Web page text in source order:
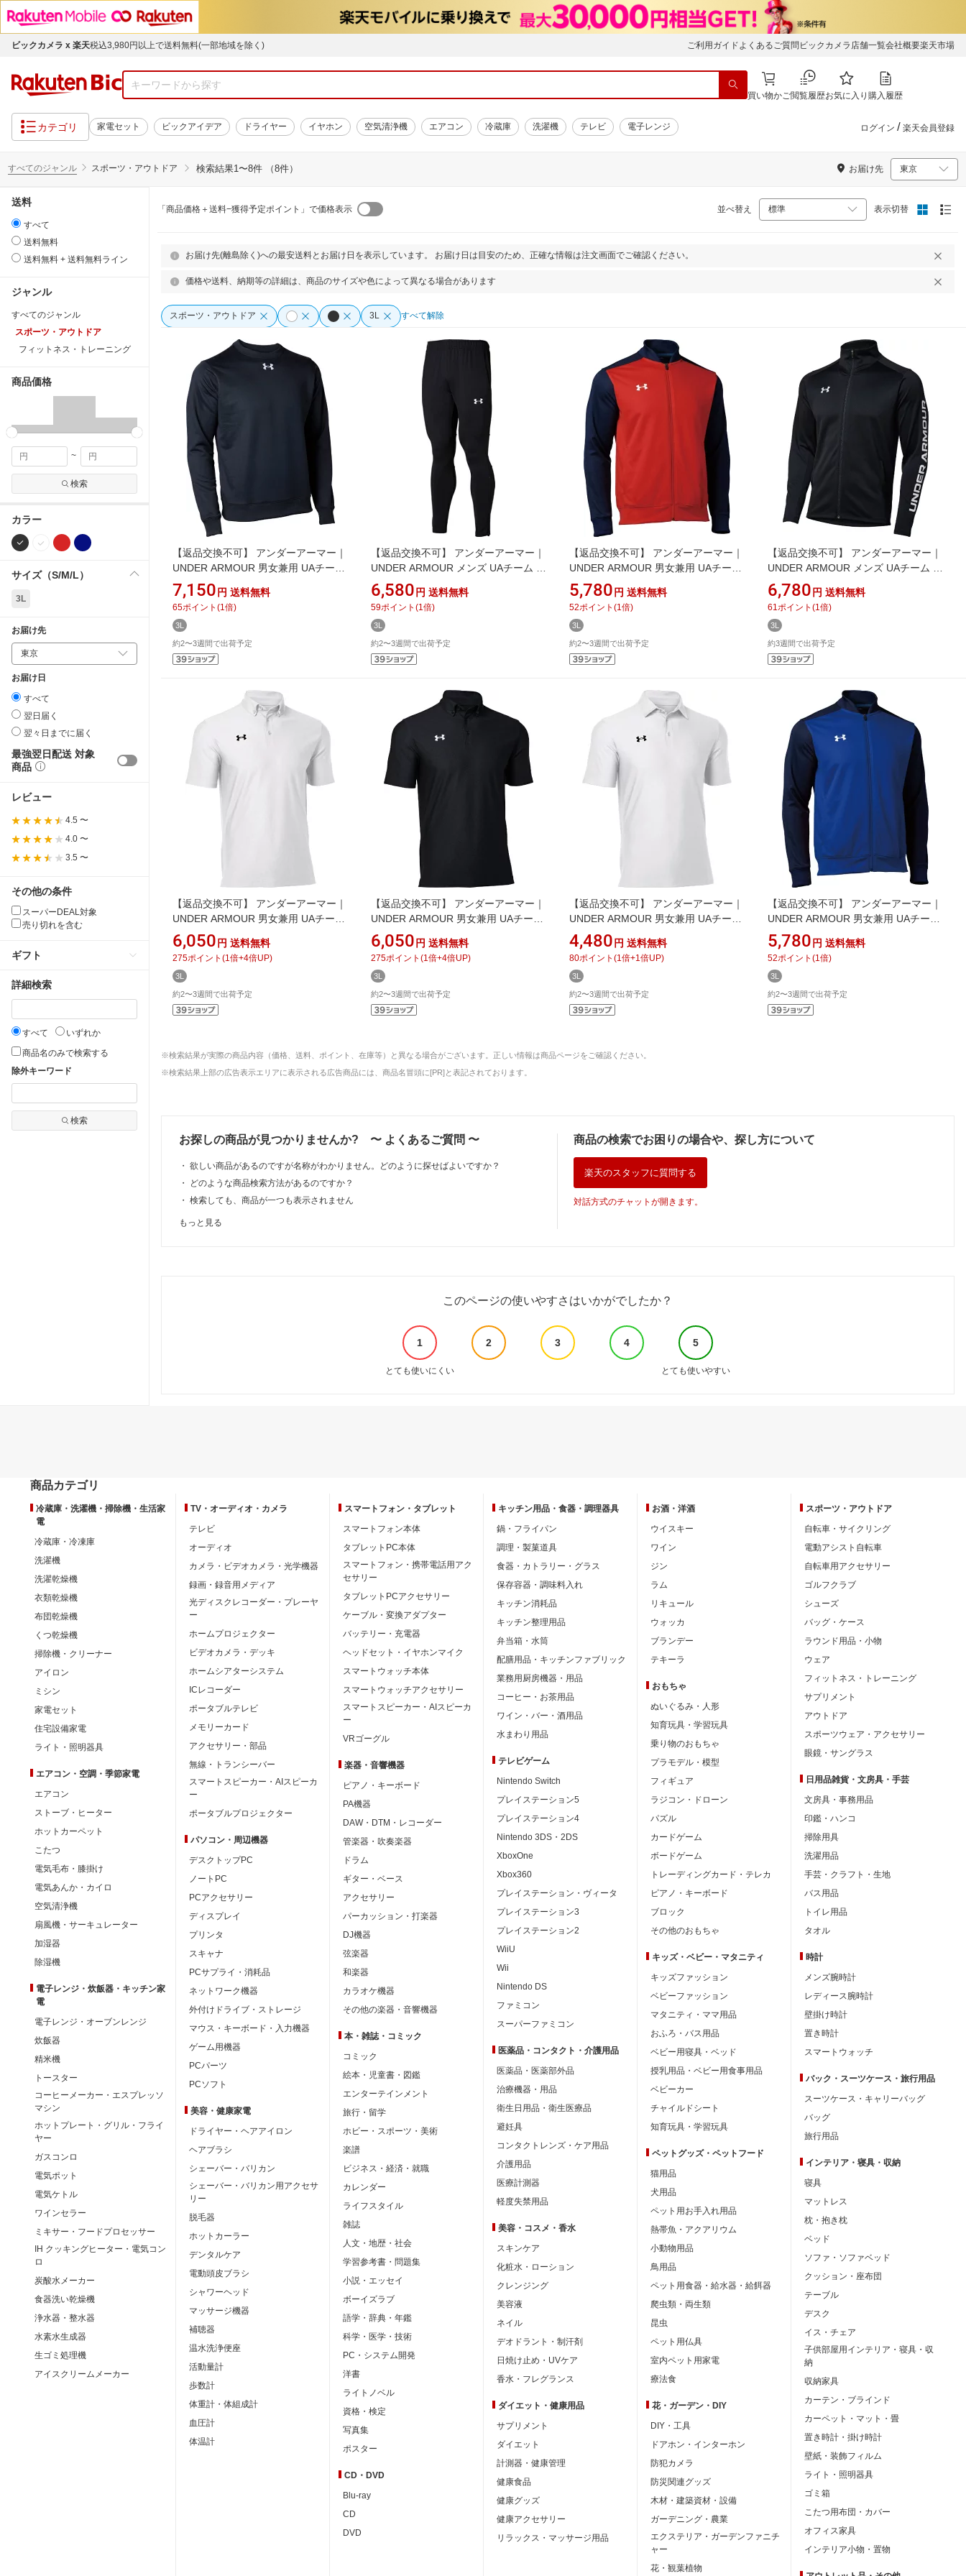
ビックカメラ x 楽天税込3,980円以上で送料無料(一部地域を除く) ご利用ガイド よくあるご質問 ビックカメラ店舗一覧会社概要楽天市場
買い物かご閲覧履歴お気に入り 購入履歴
カテゴリ 家電セット ビックアイデア ドライヤー イヤホン 空気清浄機 エアコン 冷蔵庫 洗濯機 テレビ 電子レンジ ログイン / 楽天会員登録
すべてのジャンル スポーツ・アウトドア 検索結果1〜8件 （8件） お届け先
送料
すべて
送料無料
送料無料 + 送料無料ライン
ジャンル
すべてのジャンル
スポーツ・アウトドア
フィットネス・トレーニング
商品価格
~
検索
カラー
サイズ（S/M/L）
3L
お届け先
お届け日
すべて
翌日届く
翌々日までに届く
最強翌日配送 対象
商品
レビュー
4.5 〜
4.0 〜
3.5 〜
その他の条件
スーパーDEAL対象
売り切れを含む
ギフト
詳細検索
すべて
いずれか
商品名のみで検索する
除外キーワード
検索
「商品価格＋送料−獲得予定ポイント」で価格表示 並べ替え 表示切替
お届け先(離島除く)への最安送料とお届け日を表示しています。 お届け日は目安のため、正確な情報は注文画面でご確認ください。
価格や送料、納期等の詳細は、商品のサイズや色によって異なる場合があります
スポーツ・アウトドア 3L すべて解除
【返品交換不可】 アンダーアーマー｜
UNDER ARMOUR 男女兼用 UAチーム
ストーム Black 1375827 [ユニセック
ス /XXLサイズ]
7,150 円 送料無料
65ポイント (1 倍)
3L
約2〜3週間で出荷予定
【返品交換不可】 アンダーアーマー｜
UNDER ARMOUR メンズ UAチーム ニ
ット ロング パンツ Black 1365020 [メ
ンズ /XXLサイズ]
6,580 円 送料無料
59ポイント (1 倍)
3L
約2〜3週間で出荷予定
【返品交換不可】 アンダーアーマー｜
UNDER ARMOUR 男女兼用 UAチーム
ウォームアップ ジャケット Midnight
Navy×Red×White 1314108 [ユニセッ
クス /XXLサイズ]
5,780 円 送料無料
52ポイント (1 倍)
3L
約2〜3週間で出荷予定
【返品交換不可】 アンダーアーマー｜
UNDER ARMOUR メンズ UAチーム サ
ッカー ニット フルジップ トップス
Black 1384780 [メンズ /XXLサイズ]
6,780 円 送料無料
61 ポイント (1 倍)
3L
約3週間で出荷予定
【返品交換不可】 アンダーアーマー｜
UNDER ARMOUR 男女兼用 UAチーム
アーマー ポロ ボタンダウン
White×Black 1384777 [ユニセックス
/XXLサイズ]
6,050 円 送料無料
275ポイント (1 倍+4倍UP)
3L
約2〜3週間で出荷予定
【返品交換不可】 アンダーアーマー｜
UNDER ARMOUR 男女兼用 UAチーム
アーマー ポロ ボタンダウン
Black×White 1384777 [ユニセックス
/XXLサイズ]
6,050 円 送料無料
275ポイント (1 倍+4倍UP)
3L
約2〜3週間で出荷予定
【返品交換不可】 アンダーアーマー｜
UNDER ARMOUR 男女兼用 UAチーム
アーマー ポロ White 1384776 [ユニセ
ックス /XXLサイズ]
4,480 円 送料無料
80ポイント (1 倍+1 倍UP)
3L
約2〜3週間で出荷予定
【返品交換不可】 アンダーアーマー｜
UNDER ARMOUR 男女兼用 UAチーム
ウォームアップ ジャケット Midnight
Navy×J Royal×White 1314108 [ユニセ
ックス /XXLサイズ]
5,780 円 送料無料
52ポイント (1 倍)
3L
約2〜3週間で出荷予定
※検索結果が実際の商品内容（価格、送料、ポイント、在庫等）と異なる場合がございます。正しい情報は商品ページをご確認ください。
※検索結果上部の広告表示エリアに表示される広告商品には、商品名冒頭に[PR]と表記されております。
お探しの商品が見つかりませんか? 〜 よくあるご質問 〜
・ 欲しい商品があるのですが名称がわかりません。どのように探せばよいですか？
・
どのような商品検索方法があるのですか？
・ 検索しても、商品が一つも表示されません
もっと見る
商品の検索でお困りの場合や、探し方について
楽天のスタッフに質問する
対話方式のチャットが開きます。
このページの使いやすさはいかがでしたか？
1 2 3 4 5
とても使いにくい とても使いやすい
商品カテゴリ
冷蔵庫・洗濯機・掃除機・生活家
電
冷蔵庫・冷凍庫
洗濯機
洗濯乾燥機
衣類乾燥機
布団乾燥機
くつ乾燥機
掃除機・クリーナー
アイロン
ミシン
家電セット
住宅設備家電
ライト・照明器具
エアコン・空調・季節家電
エアコン
ストーブ・ヒーター
ホットカーペット
こたつ
電気毛布・膝掛け
電気あんか・カイロ
空気清浄機
扇風機・サーキュレーター
加湿器
除湿機
電子レンジ・炊飯器・キッチン家
電
電子レンジ・オーブンレンジ
炊飯器
精米機
トースター
コーヒーメーカー・エスプレッソ
マシン
ホットプレート・グリル・フライ
ヤー
ガスコンロ
電気ポット
電気ケトル
ワインセラー
ミキサー・フードプロセッサー
IH クッキングヒーター・電気コン
ロ
炭酸水メーカー
食器洗い乾燥機
浄水器・整水器
水素水生成器
生ゴミ処理機
アイスクリームメーカー
TV・オーディオ・カメラ
テレビ
オーディオ
カメラ・ビデオカメラ・光学機器
録画・録音用メディア
光ディスクレコーダー・プレーヤ
ー
ホームプロジェクター
ビデオカメラ・デッキ
ホームシアターシステム
ICレコーダー
ポータブルテレビ
メモリーカード
アクセサリー・部品
無線・トランシーバー
スマートスピーカー・AIスピーカ
ー
ポータブルプロジェクター
パソコン・周辺機器
デスクトップPC
ノートPC
PCアクセサリー
ディスプレイ
プリンタ
スキャナ
PCサプライ・消耗品
ネットワーク機器
外付けドライブ・ストレージ
マウス・キーボード・入力機器
ゲーム用機器
PCパーツ
PCソフト
美容・健康家電
ドライヤー・ヘアアイロン
ヘアブラシ
シェーバー・バリカン
シェーバー・バリカン用アクセサ
リー
脱毛器
ホットカーラー
デンタルケア
電動頭皮ブラシ
シャワーヘッド
マッサージ機器
補聴器
温水洗浄便座
活動量計
歩数計
体重計・体組成計
血圧計
体温計
スマートフォン・ タブレット
スマートフォン本体
タブレットPC本体
スマートフォン・携帯電話用アク
セサリー
タブレットPCアクセサリー
ケーブル・変換アダプター
バッテリー・充電器
ヘッドセット・イヤホンマイク
スマートウォッチ本体
スマートウォッチアクセサリー
スマートスピーカー・AIスピーカ
ー
VRゴーグル
楽器・音響機器
ピアノ・キーボード
PA機器
DAW・DTM・レコーダー
管楽器・吹奏楽器
ドラム
ギター・ベース
アクセサリー
パーカッション・打楽器
DJ機器
弦楽器
和楽器
カラオケ機器
その他の楽器・音響機器
本・雑誌・コミック
コミック
絵本・児童書・図鑑
エンターテインメント
旅行・留学
ホビー・スポーツ・美術
楽譜
ビジネス・経済・就職
カレンダー
ライフスタイル
雑誌
人文・地歴・社会
学習参考書・問題集
小説・エッセイ
ボーイズラブ
語学・辞典・年鑑
科学・医学・技術
PC・システム開発
洋書
ライトノベル
資格・検定
写真集
ポスター
CD・DVD
Blu-ray
CD
DVD
キッチン用品・ 食器・調理器具
鍋・フライパン
調理・製菓道具
食器・カトラリー・グラス
保存容器・調味料入れ
キッチン消耗品
キッチン整理用品
弁当箱・水筒
配膳用品・キッチンファブリック
業務用厨房機器・用品
コーヒー・お茶用品
ワイン・バー・酒用品
水まわり用品
テレビゲーム
Nintendo Switch
プレイステーション5
プレイステーション4
Nintendo 3DS・2DS
XboxOne
Xbox360
プレイステーション・ヴィータ
プレイステーション3
プレイステーション2
WiiU
Wii
Nintendo DS
ファミコン
スーパーファミコン
医薬品・コンタクト・介護用品
医薬品・医薬部外品
治療機器・用品
衛生日用品・衛生医療品
避妊具
コンタクトレンズ・ケア用品
介護用品
医療計測器
軽度失禁用品
美容・コスメ・香水
スキンケア
化粧水・ローション
クレンジング
美容液
ネイル
デオドラント・制汗剤
日焼け止め・UVケア
香水・フレグランス
ダイエット・ 健康用品
サプリメント
ダイエット
計測器・健康管理
健康食品
健康グッズ
健康アクセサリー
リラックス・マッサージ用品
お酒・洋酒
ウイスキー
ワイン
ジン
ラム
リキュール
ウォッカ
ブランデー
テキーラ
おもちゃ
ぬいぐるみ・人形
知育玩具・学習玩具
乗り物のおもちゃ
プラモデル・模型
フィギュア
ラジコン・ドローン
パズル
カードゲーム
ボードゲーム
トレーディングカード・テレカ
ピアノ・キーボード
ブロック
その他のおもちゃ
キッズ・ベビー・ マタニティ
キッズファッション
ベビーファッション
マタニティ・ママ用品
おふろ・バス用品
ベビー用寝具・ベッド
授乳用品・ベビー用食事用品
ベビーカー
チャイルドシート
知育玩具・学習玩具
ペットグッズ・ペットフード
猫用品
犬用品
ペット用お手入れ用品
熱帯魚・アクアリウム
小動物用品
鳥用品
ペット用食器・給水器・給餌器
爬虫類・両生類
昆虫
ペット用仏具
室内ペット用家電
療法食
花・ガーデン・DIY
DIY・工具
ドアホン・インターホン
防犯カメラ
防災関連グッズ
木材・建築資材・設備
ガーデニング・農業
エクステリア・ガーデンファニチ
ャー
花・観葉植物
スポーツ・ アウトドア
自転車・サイクリング
電動アシスト自転車
自転車用アクセサリー
ゴルフクラブ
シューズ
バッグ・ケース
ラウンド用品・小物
ウェア
フィットネス・トレーニング
サプリメント
アウトドア
スポーツウェア・アクセサリー
眼鏡・サングラス
日用品雑貨・文房具・手芸
文房具・事務用品
印鑑・ハンコ
掃除用具
洗濯用品
手芸・クラフト・生地
バス用品
トイレ用品
タオル
時計
メンズ腕時計
レディース腕時計
壁掛け時計
置き時計
スマートウォッチ
バック・スーツケース・旅行用品
スーツケース・キャリーバッグ
バッグ
旅行用品
インテリア・ 寝具・収納
寝具
マットレス
枕・抱き枕
ベッド
ソファ・ソファベッド
クッション・座布団
テーブル
デスク
イス・チェア
子供部屋用インテリア・寝具・収
納
収納家具
カーテン・ブラインド
カーペット・マット・畳
置き時計・掛け時計
壁紙・装飾フィルム
ライト・照明器具
ゴミ箱
こたつ用布団・カバー
オフィス家具
インテリア小物・置物